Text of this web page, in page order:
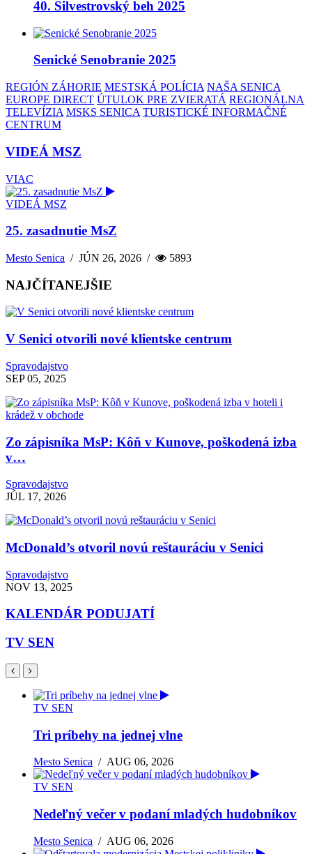
40. Silvestrovský beh 2025
Senické Senobranie 2025
REGIÓN ZÁHORIE MESTSKÁ POLÍCIA NAŠA SENICA
EUROPE DIRECT ÚTULOK PRE ZVIERATÁ REGIONÁLNA
TELEVÍZIA MSKS SENICA TURISTICKÉ INFORMAČNÉ
CENTRUM
VIDEÁ MSZ
VIAC
VIDEÁ MSZ
25. zasadnutie MsZ
Mesto Senica /JÚN 26, 2026 / 5893
NAJČÍTANEJŠIE
V Senici otvorili nové klientske centrum
Spravodajstvo
SEP 05, 2025
Zo zápisníka MsP: Kôň v Kunove, poškodená izba
v…
Spravodajstvo
JÚL 17, 2026
McDonald’s otvoril novú reštauráciu v Senici
Spravodajstvo
NOV 13, 2025
KALENDÁR PODUJATÍ
TV SEN
TV SEN
Tri príbehy na jednej vlne
Mesto Senica /AUG 06, 2026
TV SEN
Nedeľný večer v podaní mladých hudobníkov
Mesto Senica /AUG 06, 2026